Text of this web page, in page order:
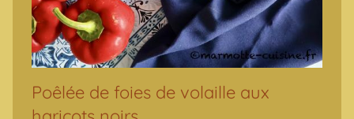
Poêlée de foies de volaille aux